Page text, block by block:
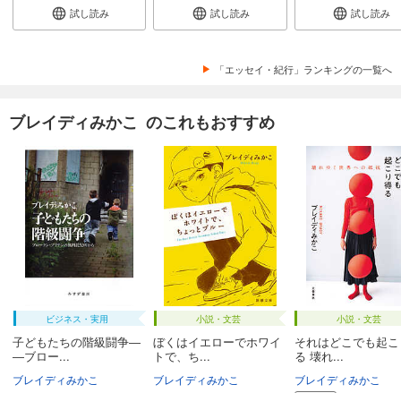
試し読み 試し読み 試し読み
「エッセイ・紀行」ランキングの一覧へ
ブレイディみかこ のこれもおすすめ
ビジネス・実用
子どもたちの階級闘争―
―ブロー...
ブレイディみかこ
小説・文芸
ぼくはイエローでホワイ
トで、ち...
ブレイディみかこ
小説・文芸
それはどこでも起
る 壊れ...
ブレイディみかこ